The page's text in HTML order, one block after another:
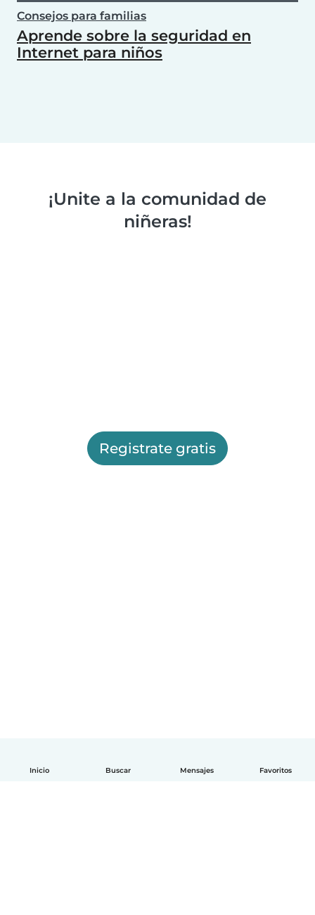
Inicio Buscar Mensajes Favoritos
Consejos para familias
Aprende sobre la seguridad en
Internet para niños
¡Unite a la comunidad de
niñeras!
Registrate gratis